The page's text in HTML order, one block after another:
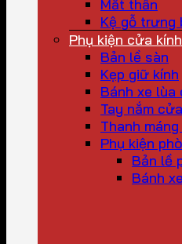
Mắt thần
Kệ gỗ trưng
Phụ kiện cửa kính
Bản lề sàn
Kẹp giữ kính
Bánh xe lùa
Tay nắm
Thanh
Phụ kiện
Bản lề
Bánh